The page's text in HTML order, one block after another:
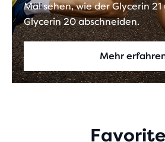
Mal sehen, wie der Glycerin 21
Glycerin 20 abschneiden.
Mehr